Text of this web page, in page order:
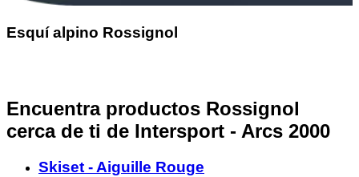
Esquí alpino Rossignol
Encuentra productos Rossignol
cerca de ti de Intersport - Arcs 2000
Skiset - Aiguille Rouge